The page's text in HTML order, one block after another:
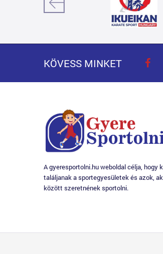
KÖVESS MINKET
A gyeresportolni.hu weboldal célja, hogy
találjanak a sportegyesületek és azok,
között szeretnének sportolni.